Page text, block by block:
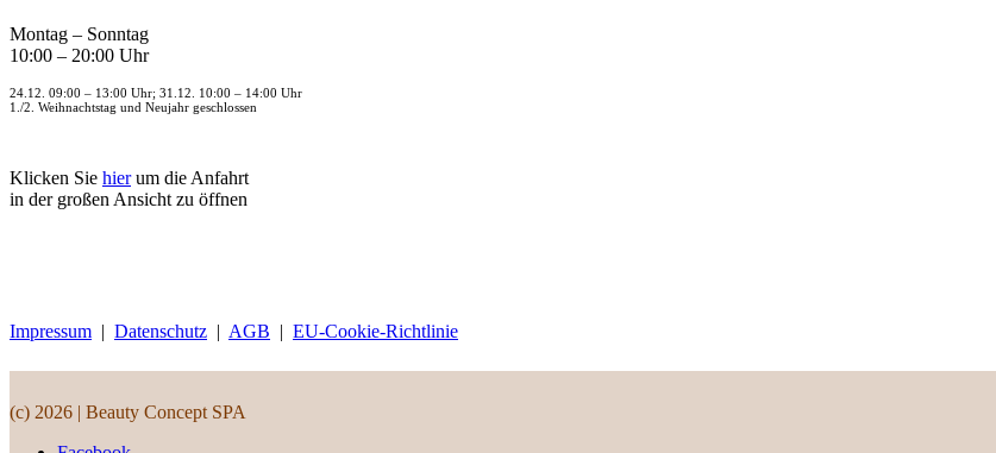
Montag – Sonntag
10:00 – 20:00 Uhr
24.12. 09:00 – 13:00 Uhr; 31.12. 10:00 – 14:00 Uhr
1./2. Weihnachtstag und Neujahr geschlossen
Klicken Sie hierum die Anfahrt
in der großen Ansicht zu öffnen
Impressum | Datenschutz | AGB | EU-Cookie-Richtlinie
(c) 2026 | Beauty Concept SPA